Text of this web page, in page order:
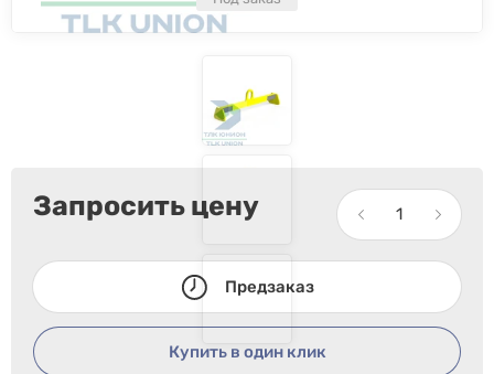
Запросить цену
Предзаказ
Купить в один клик